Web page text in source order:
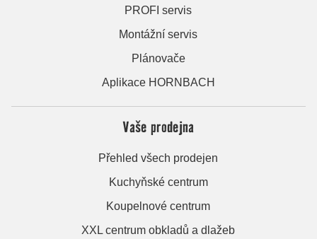
PROFI servis
Montážní servis
Plánovače
Aplikace HORNBACH
Vaše prodejna
Přehled všech prodejen
Kuchyňské centrum
Koupelnové centrum
XXL centrum obkladů a dlažeb